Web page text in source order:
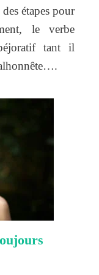
étapes pour
le verbe
tant il